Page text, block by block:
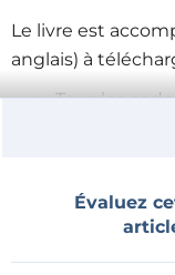
Le livre est
anglais) à
Tous les
Tous les
spécial et
Évaluez